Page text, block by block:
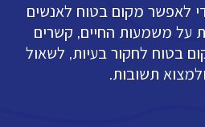
לאפשר מקום בטוח לאנשים
על משמעות החיים, קשרים
בטוח לחקור בעיות, לשאול
תשובות.